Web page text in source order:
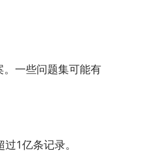
一些问题集可能有
1亿条记录。